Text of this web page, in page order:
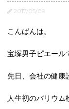
2017/05/09
こんばんは。
宝塚男子ピエール
先日、会社の健康
人生初のバリウム